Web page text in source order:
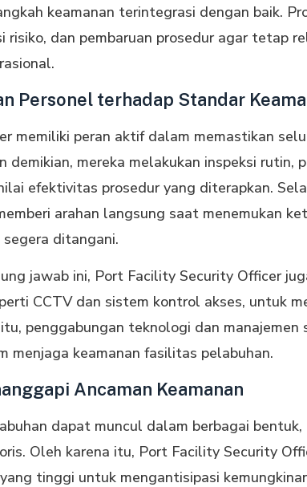
keamanan terintegrasi dengan baik.
risiko, dan pembaruan prosedur agar tetap
Personel terhadap Standar
memiliki peran aktif dalam memastikan
demikian, mereka melakukan inspeksi rutin,
efektivitas prosedur yang diterapkan.
arahan langsung saat menemukan
ditangani.
jawab ini, Port Facility Security Officer
CCTV dan sistem kontrol akses, untuk
penggabungan teknologi dan manajemen
menjaga keamanan fasilitas pelabuhan.
Ancaman Keamanan
dapat muncul dalam berbagai
Oleh karena itu, Port Facility Security
tinggi untuk mengantisipasi